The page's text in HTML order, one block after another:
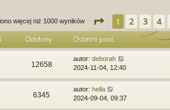
więcej niż 1000 wyników Strona z 40
1 2 3 4
Odsłony Ostatni post
12658
autor: deborah
2024-11-04, 12:40
6345
autor: hella
2024-09-04, 09:37